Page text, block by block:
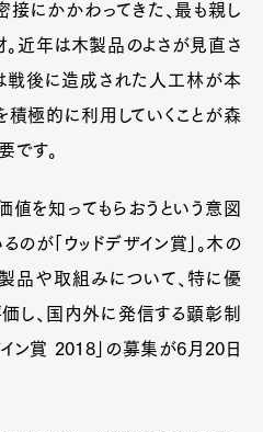
接にかかわってきた、最も親し
。近年は木製品のよさが見直さ
戦後に造成された人工林が本
積極的に利用していくことが森
です。
値を知ってもらおうという意図
が「ウッドデザイン賞」。木の
品や取組みについて、特に優
し、国内外に発信する顕彰制
イン賞 2018」の募集が6月20日